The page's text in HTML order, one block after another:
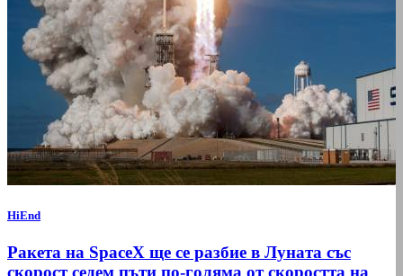
HiEnd
Ракета на SpaceX ще се разбие в Луната със
скорост седем пъти по-голяма от скоростта на